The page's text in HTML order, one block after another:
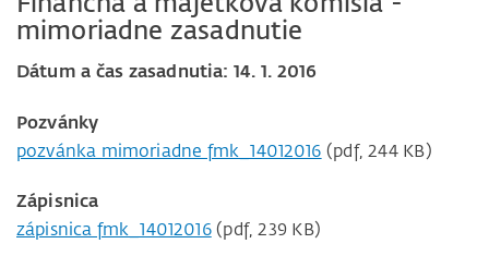
mimoriadne zasadnutie
Dátum a čas zasadnutia: 14. 1. 2016
Pozvánky
pozvánka mimoriadne fmk_14012016 (pdf, 244 KB)
Zápisnica
zápisnica fmk_14012016(pdf, 239 KB)